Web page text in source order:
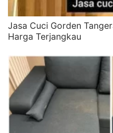
Jasa Cuci Gorden
Harga Terjangkau